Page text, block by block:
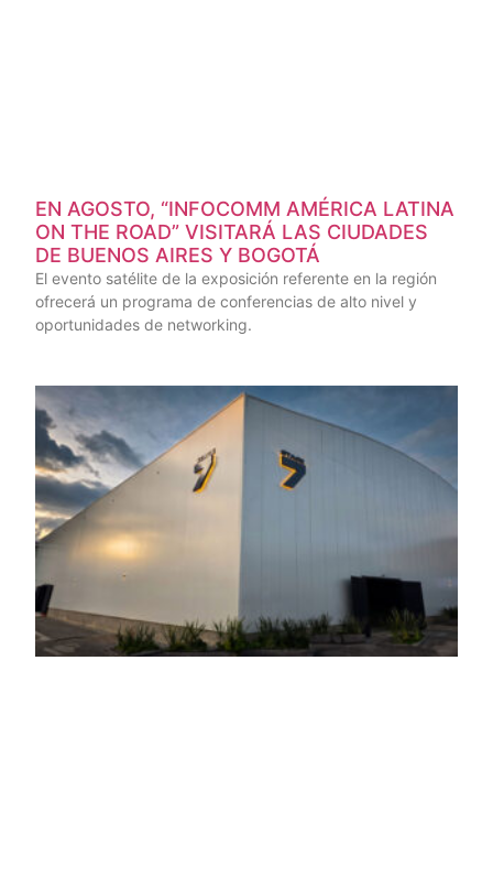
EN AGOSTO, “INFOCOMM AMÉRICA LATINA
ON THE ROAD” VISITARÁ LAS CIUDADES
DE BUENOS AIRES Y BOGOTÁ
El evento satélite de la exposición referente en la región
ofrecerá un programa de conferencias de alto nivel y
oportunidades de networking.